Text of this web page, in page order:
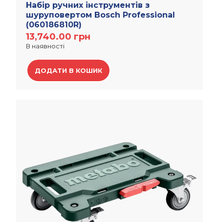
Набір ручних інструментів з
шуруповертом Bosch Professional
(060186810R)
13,740.00 грн
В наявності
ДОДАТИ В КОШИК